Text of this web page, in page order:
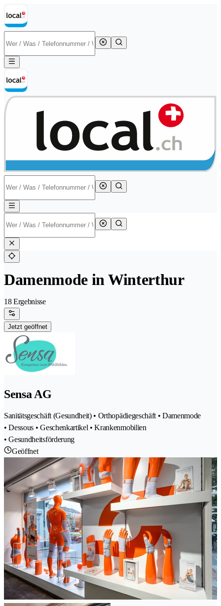
Damenmode in Winterthur
18 Ergebnisse
Jetzt geöffnet
Sensa AG
Sanitätsgeschäft (Gesundheit) • Orthopädiegeschäft • Damenmode
• Dessous • Geschenkartikel • Krankenmobilien
• Gesundheitsförderung
Geöffnet